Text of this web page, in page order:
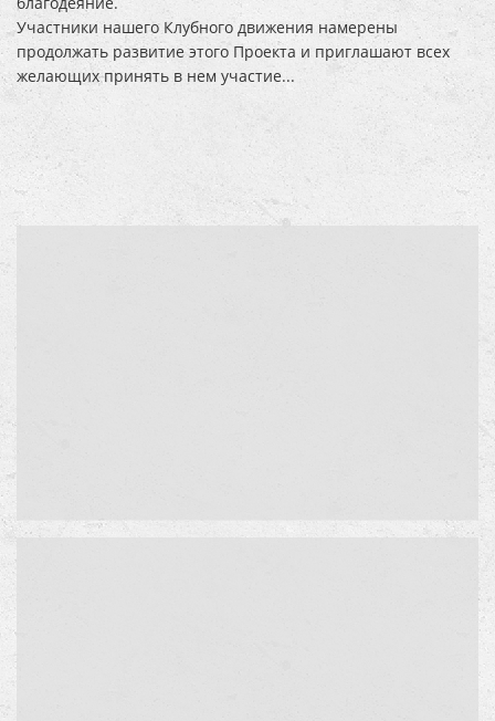
Участники нашего Клубного движения намерены
продолжать развитие этого Проекта и приглашают всех
желающих принять в нем участие...